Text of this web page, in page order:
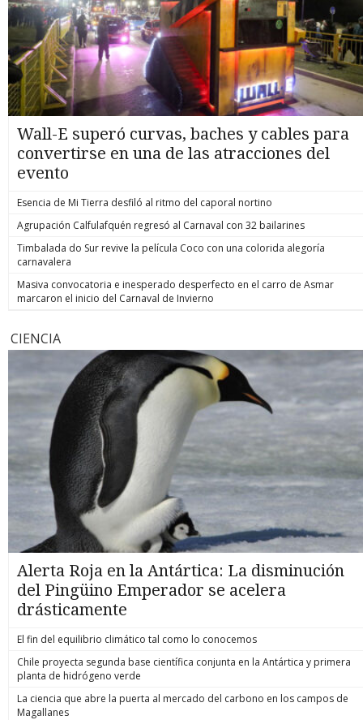
Wall-E superó curvas, baches y cables para
convertirse en una de las atracciones del
evento
Esencia de Mi Tierra desfiló al ritmo del caporal nortino
Agrupación Calfulafquén regresó al Carnaval con 32 bailarines
Timbalada do Sur revive la película Coco con una colorida alegoría
carnavalera
Masiva convocatoria e inesperado desperfecto en el carro de Asmar
marcaron el inicio del Carnaval de Invierno
CIENCIA
Alerta Roja en la Antártica: La disminución
del Pingüino Emperador se acelera
drásticamente
El fin del equilibrio climático tal como lo conocemos
Chile proyecta segunda base científica conjunta en la Antártica y primera
planta de hidrógeno verde
La ciencia que abre la puerta al mercado del carbono en los campos de
Magallanes